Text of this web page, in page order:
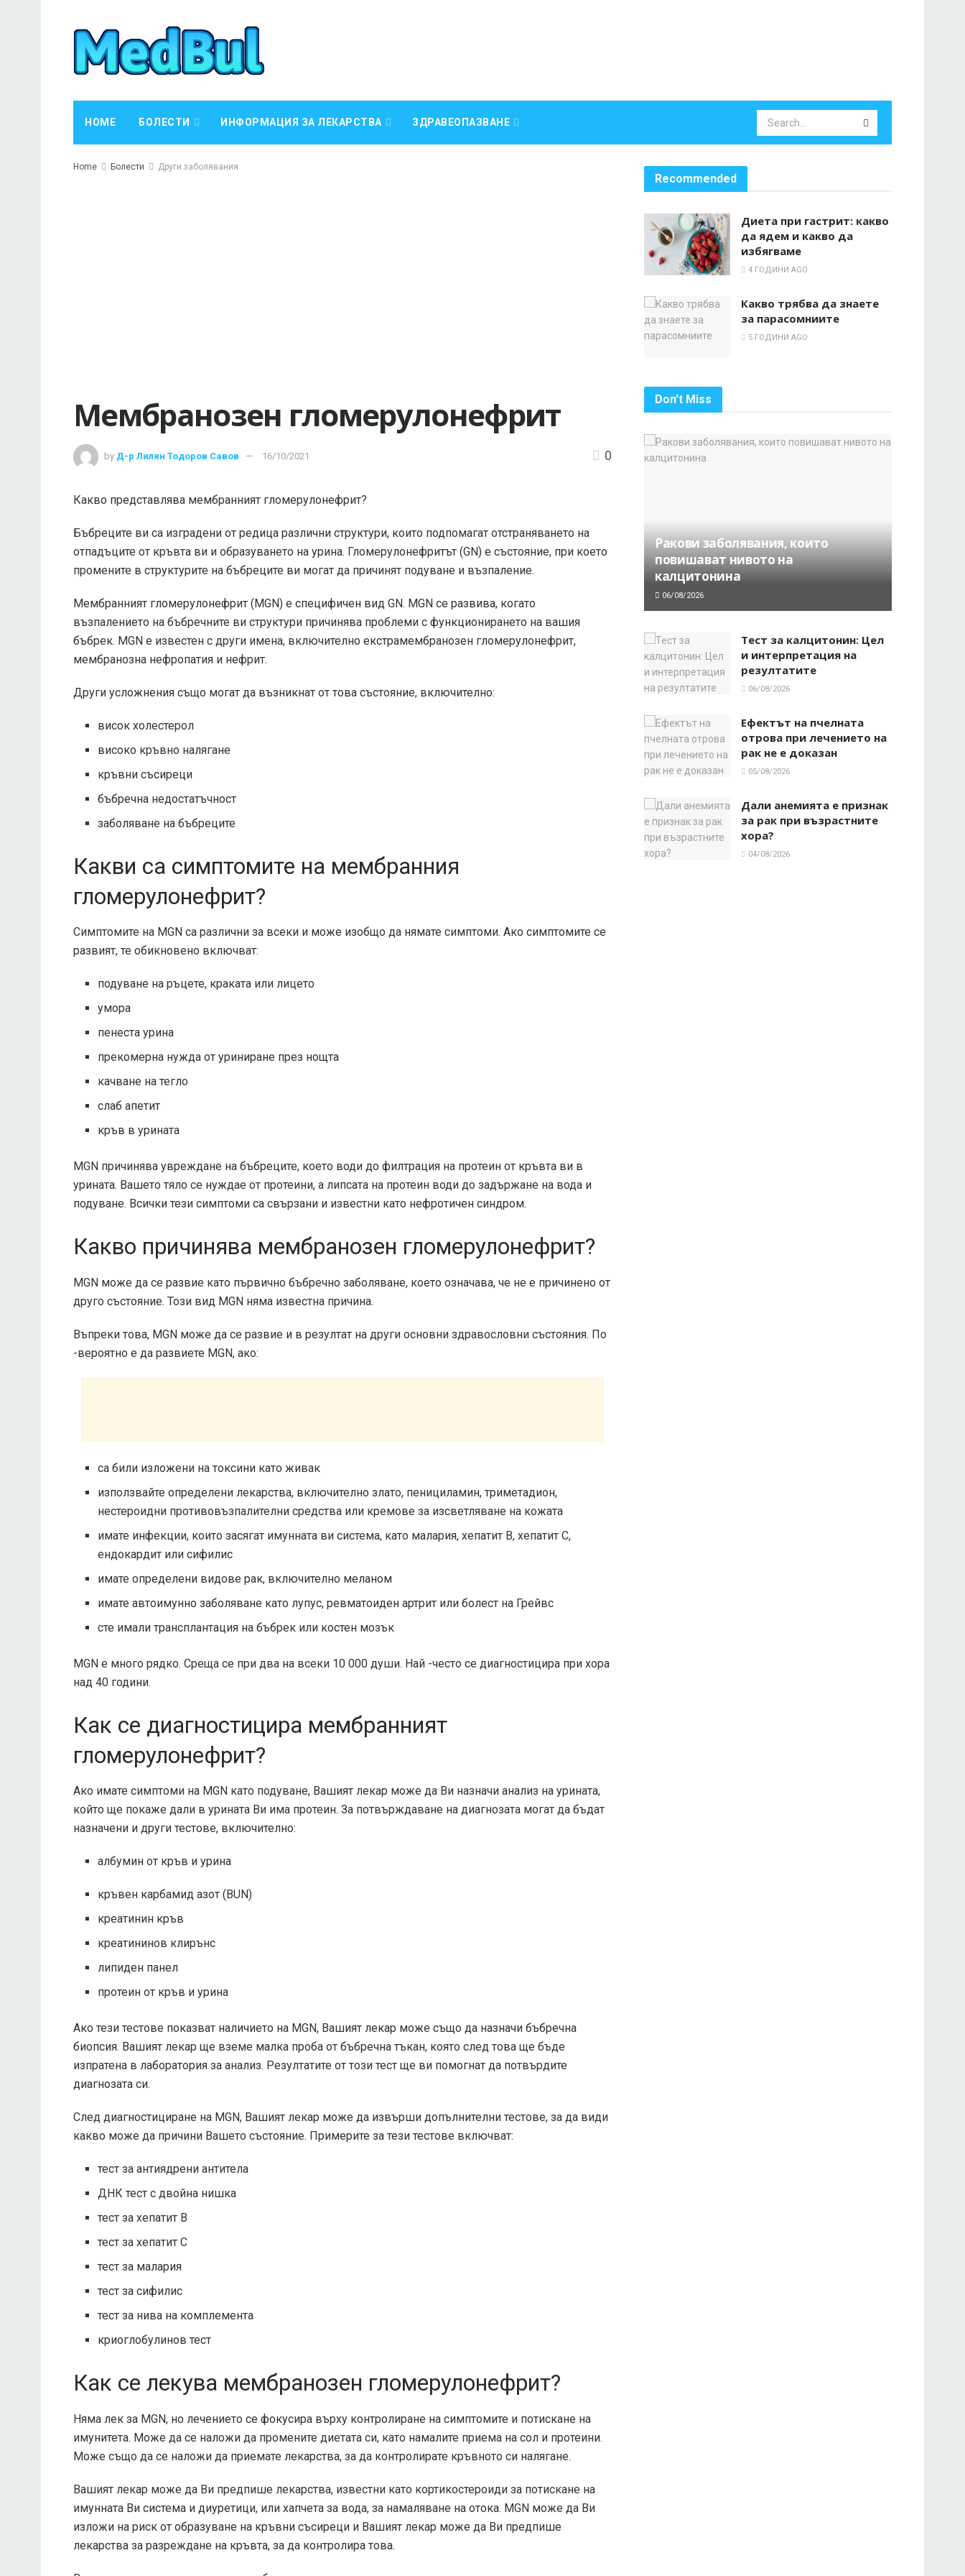
HOME БОЛЕСТИ ИНФОРМАЦИЯ ЗА ЛЕКАРСТВА ЗДРАВЕОПАЗВАНЕ
Home Болести Други заболявания
Мембранозен гломерулонефрит
by Д-р Лилян Тодоров Савов 16/10/2021 0
Какво представлява мембранният гломерулонефрит?
Бъбреците ви са изградени от редица различни структури, които подпомагат отстраняването на
отпадъците от кръвта ви и образуването на урина. Гломерулонефритът (GN) е състояние, при което
промените в структурите на бъбреците ви могат да причинят подуване и възпаление.
Мембранният гломерулонефрит (MGN) е специфичен вид GN. MGN се развива, когато
възпалението на бъбречните ви структури причинява проблеми с функционирането на вашия
бъбрек. MGN е известен с други имена, включително екстрамембранозен гломерулонефрит,
мембранозна нефропатия и нефрит.
Други усложнения също могат да възникнат от това състояние, включително:
висок холестерол
високо кръвно налягане
кръвни съсиреци
бъбречна недостатъчност
заболяване на бъбреците
Какви са симптомите на мембранния
гломерулонефрит?
Симптомите на MGN са различни за всеки и може изобщо да нямате симптоми. Ако симптомите се
развият, те обикновено включват:
подуване на ръцете, краката или лицето
умора
пенеста урина
прекомерна нужда от уриниране през нощта
качване на тегло
слаб апетит
кръв в урината
MGN причинява увреждане на бъбреците, което води до филтрация на протеин от кръвта ви в
урината. Вашето тяло се нуждае от протеини, а липсата на протеин води до задържане на вода и
подуване. Всички тези симптоми са свързани и известни като нефротичен синдром.
Какво причинява мембранозен гломерулонефрит?
MGN може да се развие като първично бъбречно заболяване, което означава, че не е причинено от
друго състояние. Този вид MGN няма известна причина.
Въпреки това, MGN може да се развие и в резултат на други основни здравословни състояния. По
-вероятно е да развиете MGN, ако:
са били изложени на токсини като живак
използвайте определени лекарства, включително злато, пенициламин, триметадион,
нестероидни противовъзпалителни средства или кремове за изсветляване на кожата
имате инфекции, които засягат имунната ви система, като малария, хепатит В, хепатит С,
ендокардит или сифилис
имате определени видове рак, включително меланом
имате автоимунно заболяване като лупус, ревматоиден артрит или болест на Грейвс
сте имали трансплантация на бъбрек или костен мозък
MGN е много рядко. Среща се при два на всеки 10 000 души. Най -често се диагностицира при хора
над 40 години.
Как се диагностицира мембранният
гломерулонефрит?
Ако имате симптоми на MGN като подуване, Вашият лекар може да Ви назначи анализ на урината,
който ще покаже дали в урината Ви има протеин. За потвърждаване на диагнозата могат да бъдат
назначени и други тестове, включително:
албумин от кръв и урина
кръвен карбамид азот (BUN)
креатинин кръв
креатининов клирънс
липиден панел
протеин от кръв и урина
Ако тези тестове показват наличието на MGN, Вашият лекар може също да назначи бъбречна
биопсия. Вашият лекар ще вземе малка проба от бъбречна тъкан, която след това ще бъде
изпратена в лаборатория за анализ. Резултатите от този тест ще ви помогнат да потвърдите
диагнозата си.
След диагностициране на MGN, Вашият лекар може да извърши допълнителни тестове, за да види
какво може да причини Вашето състояние. Примерите за тези тестове включват:
тест за антиядрени антитела
ДНК тест с двойна нишка
тест за хепатит В
тест за хепатит С
тест за малария
тест за сифилис
тест за нива на комплемента
криоглобулинов тест
Как се лекува мембранозен гломерулонефрит?
Няма лек за MGN, но лечението се фокусира върху контролиране на симптомите и потискане на
имунитета. Може да се наложи да промените диетата си, като намалите приема на сол и протеини.
Може също да се наложи да приемате лекарства, за да контролирате кръвното си налягане.
Вашият лекар може да Ви предпише лекарства, известни като кортикостероиди за потискане на
имунната Ви система и диуретици, или хапчета за вода, за намаляване на отока. MGN може да Ви
изложи на риск от образуване на кръвни съсиреци и Вашият лекар може да Ви предпише
лекарства за разреждане на кръвта, за да контролира това.
Recommended
Диета при гастрит: какво
да ядем и какво да
избягваме
4 ГОДИНИ AGO
Какво трябва да знаете
за парасомниите
5 ГОДИНИ AGO
Don't Miss
Ракови заболявания, които
повишават нивото на
калцитонина
06/08/2026
Тест за калцитонин: Цел
и интерпретация на
резултатите
06/08/2026
Ефектът на пчелната
отрова при лечението на
рак не е доказан
05/08/2026
Дали анемията е признак
за рак при възрастните
хора?
04/08/2026